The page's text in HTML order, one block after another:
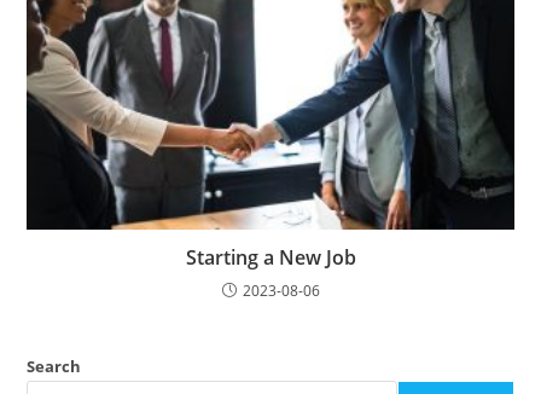
Starting a New Job
2023-08-06
Search